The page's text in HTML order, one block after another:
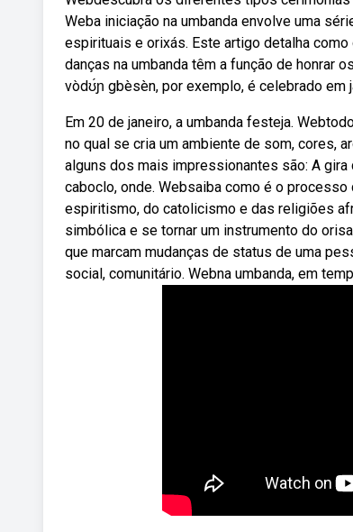
Weba iniciação na umbanda envolve uma
espirituais e orixás. Este artigo detalha
danças na umbanda têm a função de honrar
vòdʊ́ɲ gbèsèn, por exemplo, é celebrado em
Em 20 de janeiro, a umbanda festeja.
no qual se cria um ambiente de som, cores,
alguns dos mais impressionantes são: A
caboclo, onde. Websaiba como é o
espiritismo, do catolicismo e das religiões
simbólica e se tornar um instrumento do
que marcam mudanças de status de uma
social, comunitário. Webna umbanda, em